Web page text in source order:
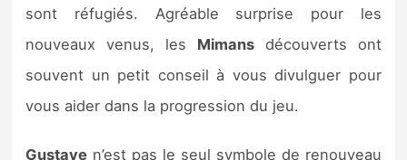
sont réfugiés. Agréable surprise pour les
nouveaux venus, les Mimansdécouverts ont
souvent un petit conseil à vous divulguer pour
vous aider dans la progression du jeu.
Gustave n’est pas le seul symbole de renouveau